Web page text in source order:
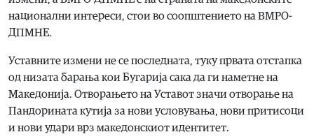
национални интереси, стои во соопштението на ВМРО-
ДПМНЕ.
Уставните измени не се последната, туку првата отстапка
од низата барања кои Бугарија сака да ги наметне на
Македонија. Отворањето на Уставот значи отворање на
Пандорината кутија за нови условувања, нови притисоци
и нови удари врз македонскиот идентитет.